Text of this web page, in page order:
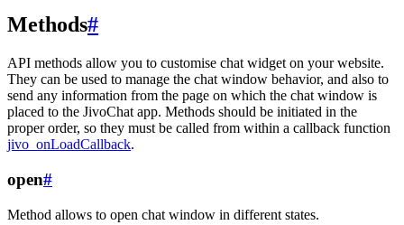
Methods#
API methods allow you to customise chat widget on your website.
They can be used to manage the chat window behavior, and also to
send any information from the page on which the chat window is
placed to the JivoChat app. Methods should be initiated in the
proper order, so they must be called from within a callback function
jivo_onLoadCallback.
open#
Method allows to open chat window in different states.